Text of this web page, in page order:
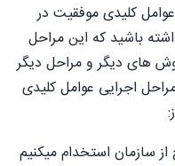
کلیدی موفقیت در
باشید که این مراحل
های دیگر و مراحل دیگر
اجرایی عوامل کلیدی
از سازمان استخدام میکنیم